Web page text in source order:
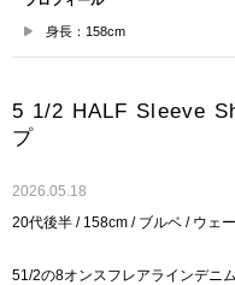
身長：158cm
5 1/2 HALF Sleeve
プ
2026.05.18
20代後半 / 158cm / ブルベ / ウェ
51/2の8オンスフレアラインデニ